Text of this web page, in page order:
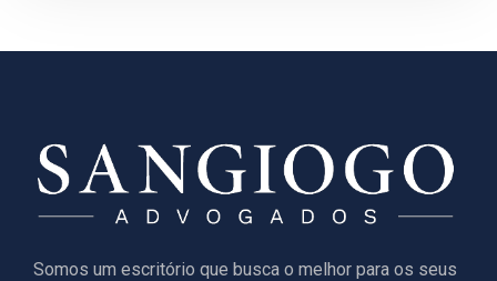
Somos um escritório que busca o melhor para os seus